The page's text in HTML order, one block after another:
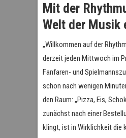
Mit der
Welt der Musik
„Willkommen auf der
derzeit jeden Mittwoch im
Fanfaren- und
schon nach wenigen
den Raum: „Pizza, Eis,
zunächst nach einer
klingt, ist in Wirklichkeit die